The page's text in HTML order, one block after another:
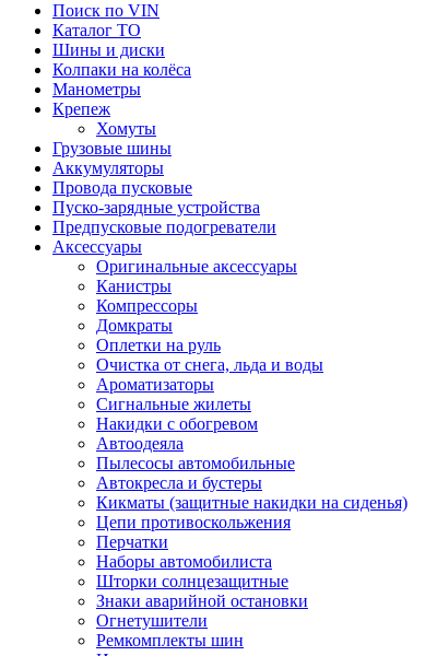
Поиск по VIN
Каталог ТО
Шины и диски
Колпаки на колёса
Манометры
Крепеж
Хомуты
Грузовые шины
Аккумуляторы
Провода пусковые
Пуско-зарядные устройства
Предпусковые подогреватели
Аксессуары
Оригинальные аксессуары
Канистры
Компрессоры
Домкраты
Оплетки на руль
Очистка от снега, льда и воды
Ароматизаторы
Сигнальные жилеты
Накидки с обогревом
Автоодеяла
Пылесосы автомобильные
Автокресла и бустеры
Кикматы (защитные накидки на сиденья)
Цепи противоскольжения
Перчатки
Наборы автомобилиста
Шторки солнцезащитные
Знаки аварийной остановки
Огнетушители
Ремкомплекты шин